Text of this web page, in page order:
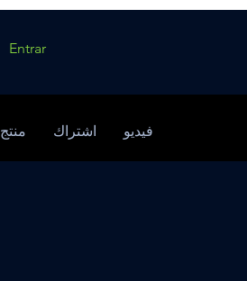
Entrar
منتج اشتراك فيديو